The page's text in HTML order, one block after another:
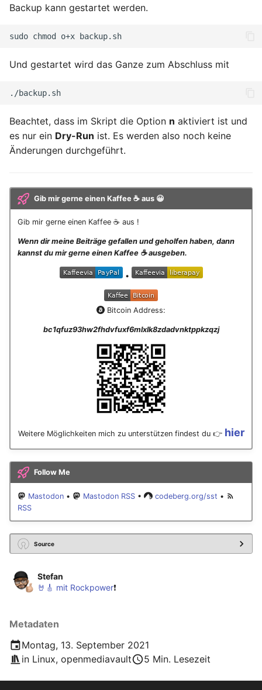
Stefan
🤘🎸 mit Rockpower❗️
Metadaten
Montag, 13. September 2021
in Linux, openmediavault 5 Min. Lesezeit
Backup kann gestartet werden.
sudo chmod o+x
Und gestartet wird das Ganze zum Abschluss mit
Beachtet, dass im Skript die Option n aktiviert ist und
es nur ein Dry-Run ist. Es werden also noch keine
Änderungen durchgeführt.
Gib mir gerne einen Kaffee ☕ aus 😀
Gib mir gerne einen Kaffee ☕ aus !
Wenn dir meine Beiträge gefallen und geholfen haben, dann
kannst du mir gerne einen Kaffee ☕️ ausgeben.
•
Bitcoin Address:
bc1qfuz93hw2fhdvfuxf6mlxlk8zdadvnktppkzqzj
Weitere Möglichkeiten mich zu unterstützen findest du 👉 hier
Follow Me
Mastodon• Mastodon RSS • codeberg.org/sst •
RSS
Source